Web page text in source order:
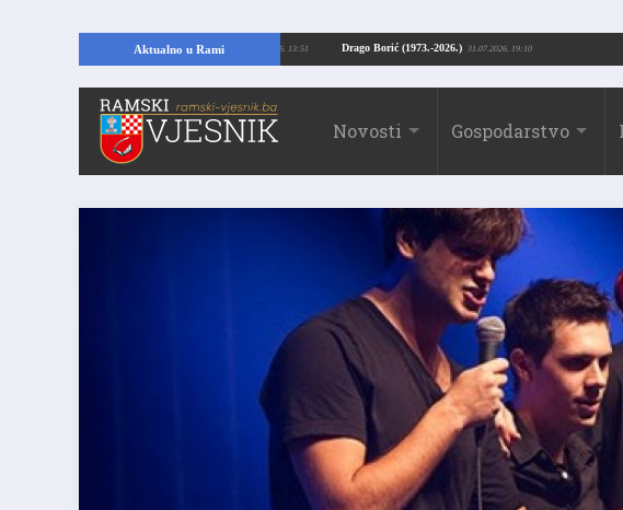
Aktualno u Rami Drago Borić (1973.-2026.) 31.07.2026. 19:10
temelje kuće, pronašao vrijedne arheološke ostatke 24.07.2026. 13:51
Novosti Gospodarstvo